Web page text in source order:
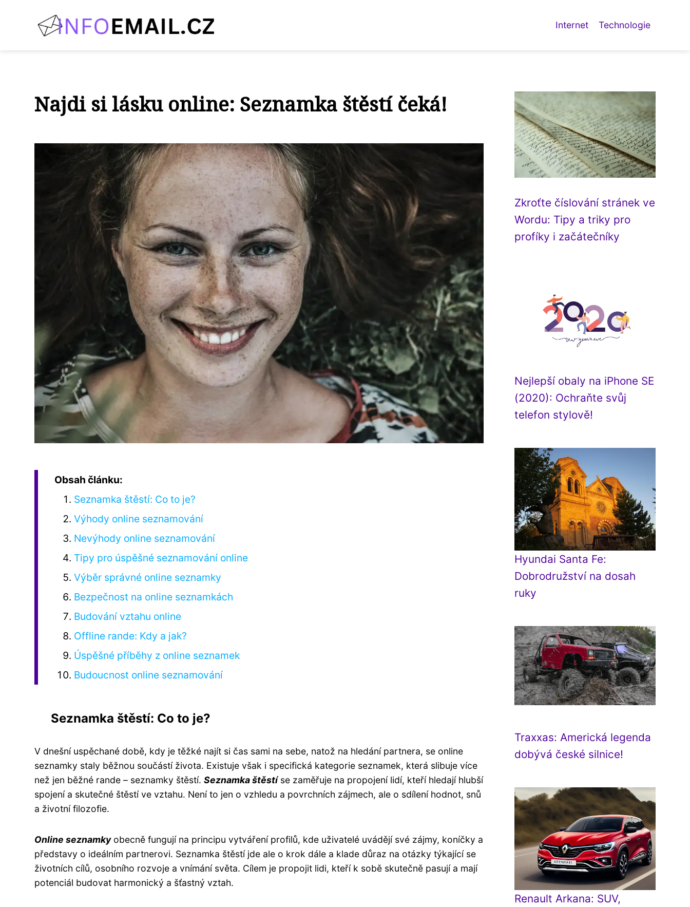
Internet Technologie
Najdi si lásku online: Seznamka štěstí čeká!
Obsah článku:
Seznamka štěstí: Co to je?
Výhody online seznamování
Nevýhody online seznamování
Tipy pro úspěšné seznamování online
Výběr správné online seznamky
Bezpečnost na online seznamkách
Budování vztahu online
Offline rande: Kdy a jak?
Úspěšné příběhy z online seznamek
Budoucnost online seznamování
Seznamka štěstí: Co to je?
V dnešní uspěchané době, kdy je těžké najít si čas sami na sebe, natož na hledání partnera, se online
seznamky staly běžnou součástí života. Existuje však i specifická kategorie seznamek, která slibuje více
než jen běžné rande – seznamky štěstí. Seznamka štěstíse zaměřuje na propojení lidí, kteří hledají hlubší
spojení a skutečné štěstí ve vztahu. Není to jen o vzhledu a povrchních zájmech, ale o sdílení hodnot, snů
a životní filozofie.
Online seznamkyobecně fungují na principu vytváření profilů, kde uživatelé uvádějí své zájmy, koníčky a
představy o ideálním partnerovi. Seznamka štěstí jde ale o krok dále a klade důraz na otázky týkající se
životních cílů, osobního rozvoje a vnímání světa. Cílem je propojit lidi, kteří k sobě skutečně pasují a mají
potenciál budovat harmonický a šťastný vztah.
Zkroťte číslování stránek ve
Wordu: Tipy a triky pro
profíky i začátečníky
Nejlepší obaly na iPhone SE
(2020): Ochraňte svůj
telefon stylově!
Hyundai Santa Fe:
Dobrodružství na dosah
ruky
Traxxas: Americká legenda
dobývá české silnice!
Renault Arkana: SUV,